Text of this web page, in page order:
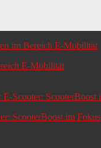
E-Mobilität
ScooterBoost im Fokus